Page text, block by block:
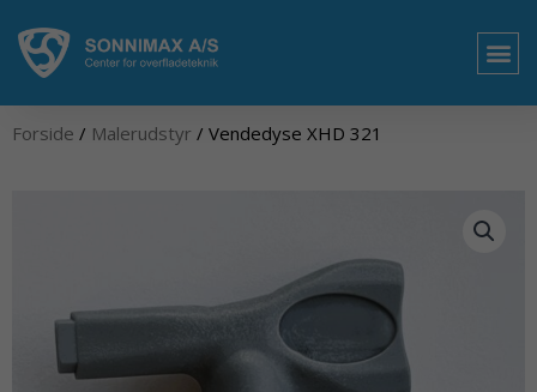
indholdet
Forside / Malerudstyr / Vendedyse XHD 321